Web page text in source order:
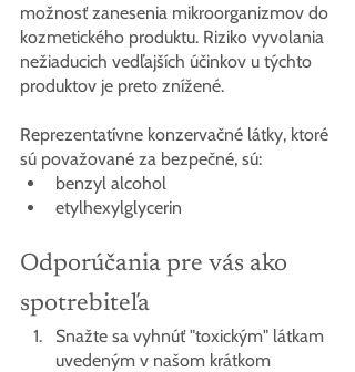
možnosť zanesenia mikroorganizmov do
kozmetického produktu. Riziko vyvolania
nežiaducich vedľajších účinkov u týchto
produktov je preto znížené.
Reprezentatívne konzervačné látky, ktoré
sú považované za bezpečné, sú:
benzyl alcohol
etylhexylglycerin
Odporúčania pre vás ako
spotrebiteľa
Snažte sa vyhnúť "toxickým" látkam
uvedeným v našom krátkom